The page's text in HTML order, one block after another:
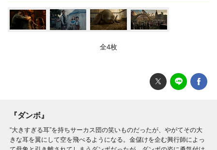
全4枚
『ダンボ』
“大きすぎる耳”を持ちサーカス団の笑いものだったが、やがてその大
きな耳を翼にして空を飛べるようになる。金儲けを企む興行師によっ